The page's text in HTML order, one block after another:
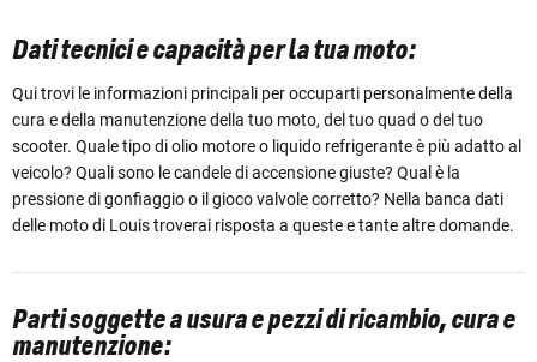
Dati tecnici e capacità per la tua moto:
Qui trovi le informazioni principali per occuparti personalmente della
cura e della manutenzione della tuo moto, del tuo quad o del tuo
scooter. Quale tipo di olio motore o liquido refrigerante è più adatto al
veicolo? Quali sono le candele di accensione giuste? Qual è la
pressione di gonfiaggio o il gioco valvole corretto? Nella banca dati
delle moto di Louis troverai risposta a queste e tante altre domande.
Parti soggette a usura e pezzi di ricambio, cura e
manutenzione: